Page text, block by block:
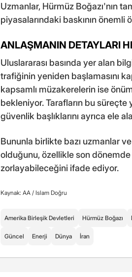
Uzmanlar, Hürmüz Boğazı'nın
piyasalarındaki baskının
ANLAŞMANIN DETAYLARI
Uluslararası basında yer alan
trafiğinin yeniden başlamasını
kapsamlı müzakerelerin ise
bekleniyor. Tarafların bu süreçte
güvenlik başlıklarını ayrıca ele
Bununla birlikte bazı uzmanlar
olduğunu, özellikle son
zorlayabileceğini ifade ediyor.
Kaynak: AA / Islam Doğru
Amerika Birleşik Devletleri Hürmüz Boğazı
Güncel Enerji Dünya İran